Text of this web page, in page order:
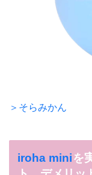
＞そらみかん
iroha miniを